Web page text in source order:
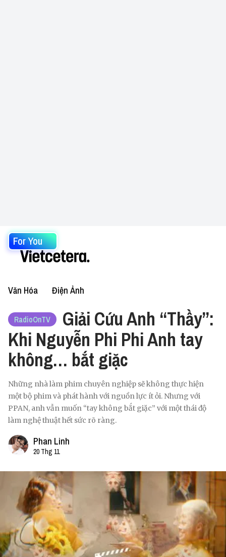
For You
Văn Hóa Điện Ảnh
RadioOnTV
Giải Cứu Anh “Thầy”:
Khi Nguyễn Phi Phi Anh tay
không… bắt giặc
Những nhà làm phim chuyên nghiệp sẽ không thực hiện
một bộ phim và phát hành với nguồn lực ít ỏi. Nhưng với
PPAN, anh vẫn muốn “tay không bắt giặc” với một thái độ
làm nghệ thuật hết sức rõ ràng.
Phan Linh
20 Thg 11